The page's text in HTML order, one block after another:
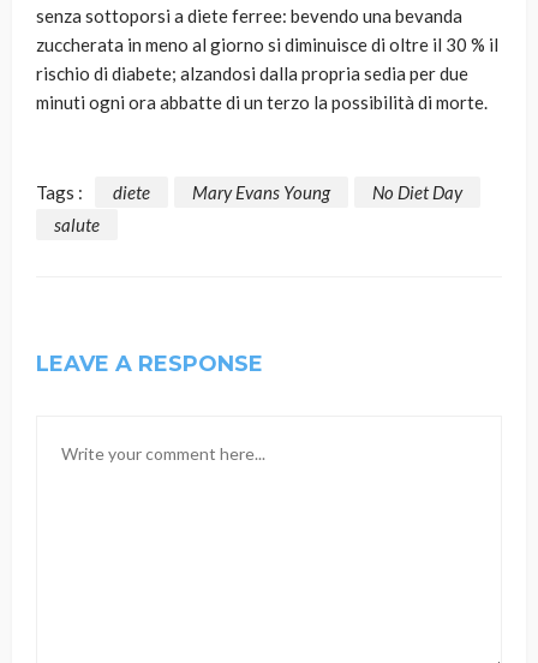
senza sottoporsi a diete ferree: bevendo una bevanda
zuccherata in meno al giorno si diminuisce di oltre il 30 % il
rischio di diabete; alzandosi dalla propria sedia per due
minuti ogni ora abbatte di un terzo la possibilità di morte.
Tags : diete Mary Evans Young
No Diet Day
salute
LEAVE A RESPONSE